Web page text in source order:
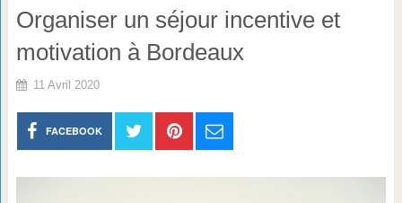
Organiser un séjour incentive et
motivation à Bordeaux
11 Avril 2020
FACEBOOK